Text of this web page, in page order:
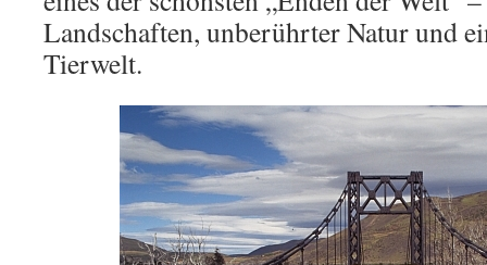
Landschaften, unberührter Natur und
Tierwelt.